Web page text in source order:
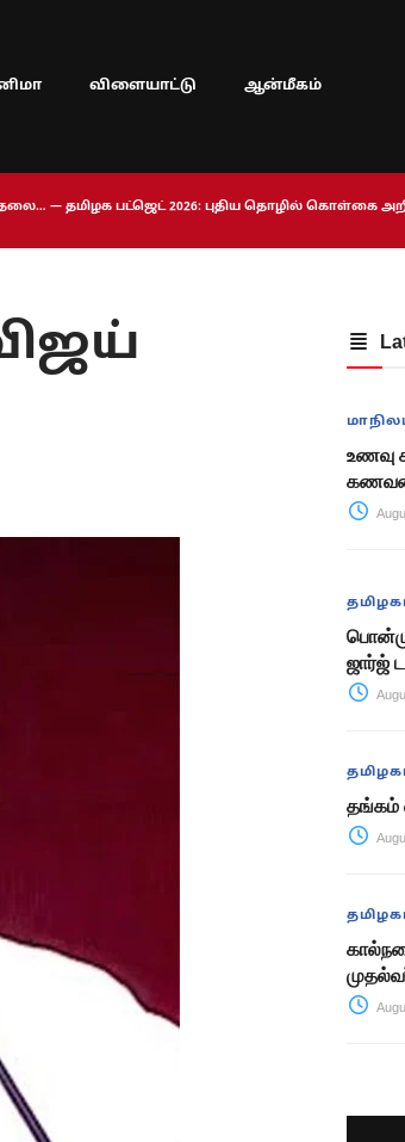
விளையாட்டு ஆன்மீகம்
— தமிழக பட்ஜெட் 2026: புதிய தொழில் கொள்கை
உணவு
ஜார்ஜ்
தங்கம்